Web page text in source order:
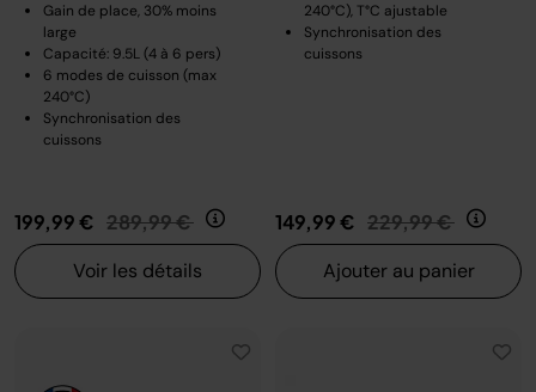
Gain de place, 30% moins
large
Capacité: 9.5L (4 à 6 pers)
6 modes de cuisson (max
240°C)
Synchronisation des
cuissons
199,99 € Prix réduit de
289,99 € au
Voir les détails
240°C), T°C ajustable
Synchronisation des
cuissons
149,99 € Prix réduit de
229,99 € au
Ajouter au panier